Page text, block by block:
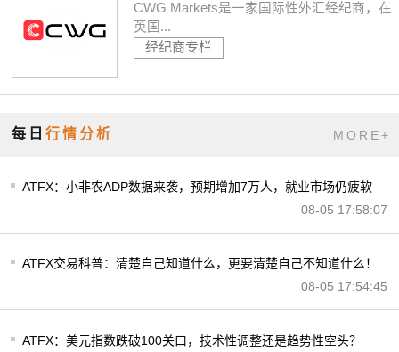
CWG Markets是一家国际性外汇经纪商，在
英国...
经纪商专栏
每日行情分析 MORE+
ATFX：小非农ADP数据来袭，预期增加7万人，就业市场仍疲软
08-05 17:58:07
ATFX交易科普：清楚自己知道什么，更要清楚自己不知道什么！
08-05 17:54:45
ATFX：美元指数跌破100关口，技术性调整还是趋势性空头？